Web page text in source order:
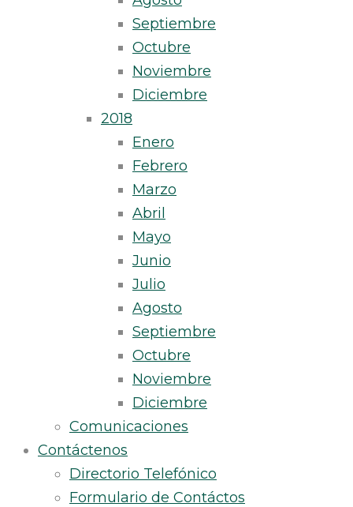
Septiembre
Octubre
Noviembre
Diciembre
2018
Enero
Febrero
Marzo
Abril
Mayo
Junio
Julio
Agosto
Septiembre
Octubre
Noviembre
Diciembre
Comunicaciones
Contáctenos
Directorio Telefónico
Formulario de Contáctos